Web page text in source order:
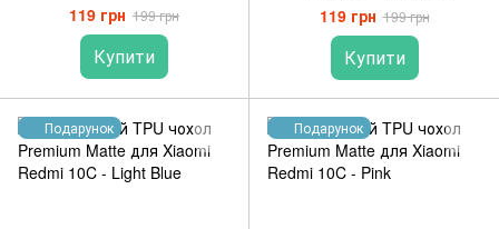
119 грн 199 грн
Купити
119 грн 199 грн
Купити
Подарунок Подарунок